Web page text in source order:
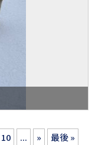
10 ... » 最後 »